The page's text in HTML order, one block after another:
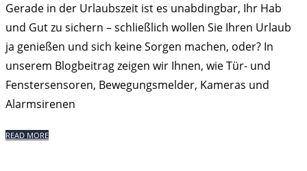
Gerade in der Urlaubszeit ist es unabdingbar, Ihr Hab
und Gut zu sichern – schließlich wollen Sie Ihren Urlaub
ja genießen und sich keine Sorgen machen, oder? In
unserem Blogbeitrag zeigen wir Ihnen, wie Tür- und
Fenstersensoren, Bewegungsmelder, Kameras und
Alarmsirenen
READ MORE